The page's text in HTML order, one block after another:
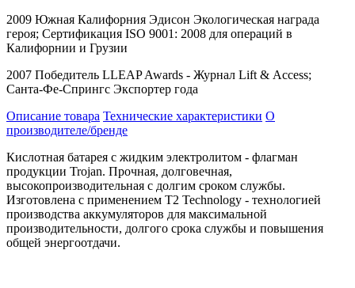
2009 Южная Калифорния Эдисон Экологическая награда
героя; Сертификация ISO 9001: 2008 для операций в
Калифорнии и Грузии
2007 Победитель LLEAP Awards - Журнал Lift & Access;
Санта-Фе-Спрингс Экспортер года
Описание товара Технические характеристики О
производителе/бренде
Кислотная батарея с жидким электролитом - флагман
продукции Trojan. Прочная, долговечная,
высокопроизводительная с долгим сроком службы.
Изготовлена с применением T2 Technology - технологией
производства аккумуляторов для максимальной
производительности, долгого срока службы и повышения
общей энергоотдачи.